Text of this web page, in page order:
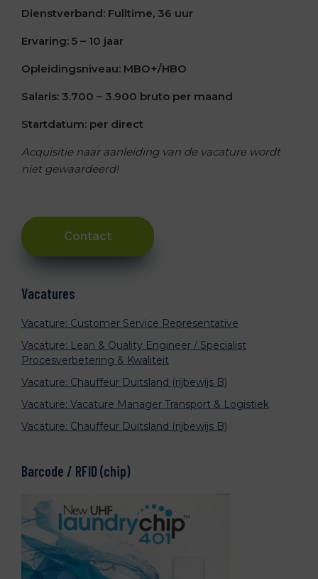
Dienstverband: Fulltime, 36 uur
Ervaring: 5 – 10 jaar
Opleidingsniveau: MBO+/HBO
Salaris: 3.700 – 3.900 bruto per maand
Startdatum: per direct
Acquisitie naar aanleiding van de vacature wordt
niet gewaardeerd!
Contact
Primary
Sidebar
Vacatures
Vacature: Customer Service Representative
Vacature: Lean & Quality Engineer / Specialist
Procesverbetering & Kwaliteit
Vacature: Chauffeur Duitsland (rijbewijs B)
Vacature: Vacature Manager Transport & Logistiek
Vacature: Chauffeur Duitsland (rijbewijs B)
Barcode / RFID (chip)